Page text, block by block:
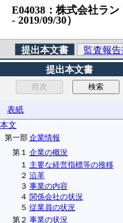
E04038：株式会社ラ
‐ 2019/09/30）
提出本文書 監査報告
提出本文書